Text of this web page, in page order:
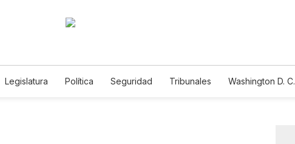
Legislatura Política Seguridad Tribunales Washington D. C.